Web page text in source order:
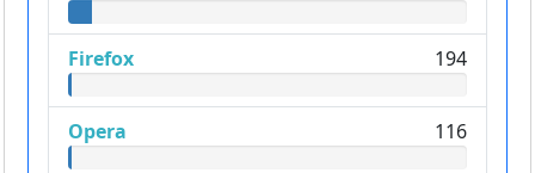
Firefox 194
Opera 116